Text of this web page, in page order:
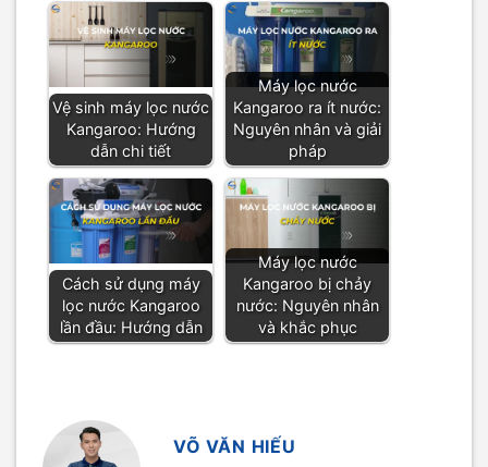
Vệ sinh máy lọc nước
Kangaroo: Hướng
dẫn chi tiết
Máy lọc nước
Kangaroo ra ít nước:
Nguyên nhân và giải
pháp
Cách sử dụng máy
lọc nước Kangaroo
lần đầu: Hướng dẫn
Máy lọc nước
Kangaroo bị chảy
nước: Nguyên nhân
và khắc phục
VÕ VĂN HIẾU